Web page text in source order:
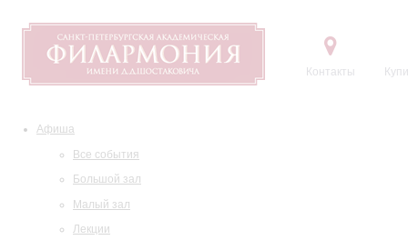
Контакты
Афиша
Все события
Большой зал
Малый зал
Лекции